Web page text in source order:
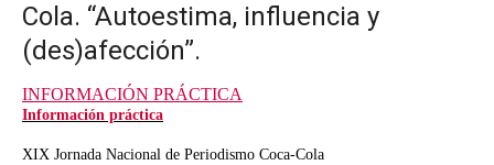
Cola. “Autoestima, influencia y
(des)afección”.
INFORMACIÓN PRÁCTICA
Información práctica
XIX Jornada Nacional de Periodismo Coca-Cola